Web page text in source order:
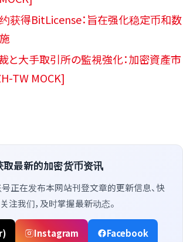
获得BitLicense：旨在强化稳定币和数
と大手取引所の監視強化：加密資產市
TW MOCK]
最新的加密货币资讯
正在发布本网站刊登文章的更新信息、快
注我们，及时掌握最新动态。
Instagram Facebook